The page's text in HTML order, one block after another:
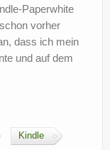
Paperwhite
vorher
dass ich mein
und auf dem
Kindle